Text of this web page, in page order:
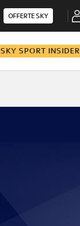
OFFERTE SKY
SKY SPORT INSIDER